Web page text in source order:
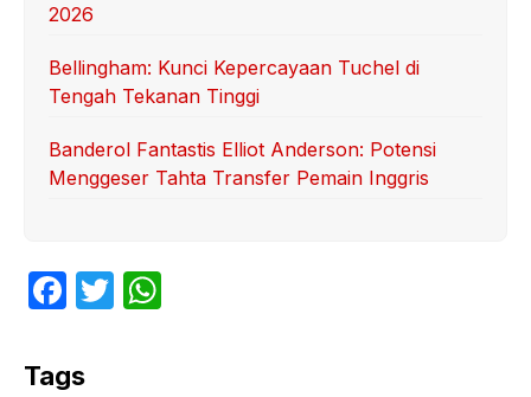
2026
Bellingham: Kunci Kepercayaan Tuchel di
Tengah Tekanan Tinggi
Banderol Fantastis Elliot Anderson: Potensi
Menggeser Tahta Transfer Pemain Inggris
F
c
T
Tags